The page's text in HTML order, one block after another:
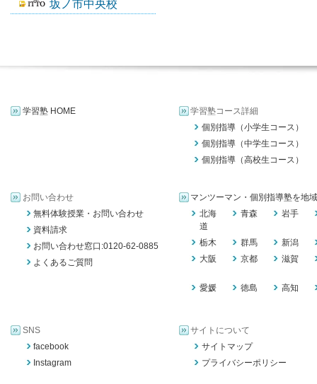
坂ノ市中央校
学習塾 HOME
学習塾コース詳細
個別指導（小学生コース）
個別指導（中学生コース）
個別指導（高校生コース）
お問い合わせ
無料体験授業・お問い合わせ
資料請求
お問い合わせ窓口:0120-62-0885
よくあるご質問
マンツーマン・個別指導塾を地
北海
道
青森 岩手
栃木 群馬
新潟
大阪
京都 滋賀
愛媛 徳島 高知
SNS
facebook
Instagram
サイトについて
サイトマップ
プライバシーポリシー